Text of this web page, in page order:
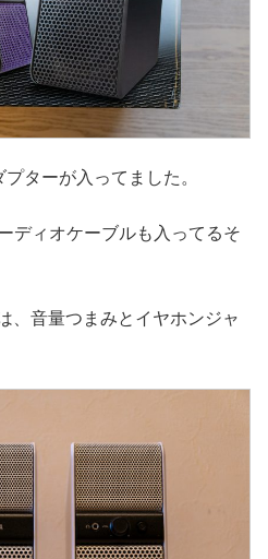
ターが入ってました。
ディオケーブルも入ってるそ
、音量つまみとイヤホンジャ